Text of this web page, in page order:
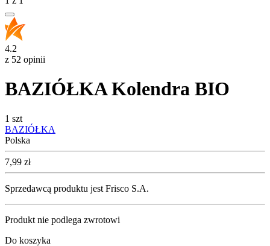
4.2
z 52 opinii
BAZIÓŁKA Kolendra BIO
1 szt
BAZIÓŁKA
Polska
Cena
7,99 zł
Sprzedawcą produktu jest Frisco S.A.
Produkt nie podlega zwrotowi
Do koszyka